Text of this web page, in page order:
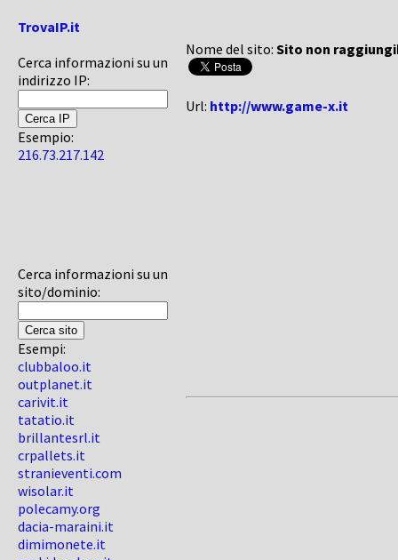
TrovaIP.it
Cerca informazioni su un
indirizzo IP:
Esempio:
216.73.217.142
Cerca informazioni su un
sito/dominio:
Esempi:
clubbaloo.it
outplanet.it
carivit.it
tatatio.it
brillantesrl.it
crpallets.it
stranieventi.com
wisolar.it
polecamy.org
dacia-maraini.it
dimimonete.it
Nome del sito: Sito non
Url: http://www.game-x.it